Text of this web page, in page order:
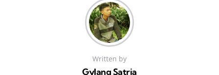
Written by
Gylang Satria